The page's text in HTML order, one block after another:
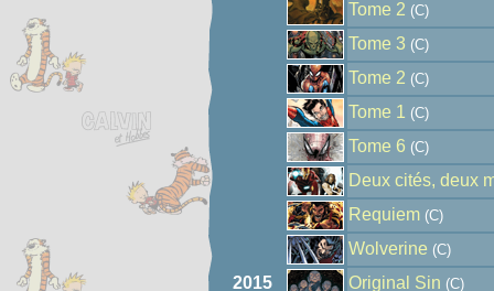
Tome 2 (C)
Tome 3 (C)
Tome 2 (C)
Tome 1
(C)
Tome 6 (C)
Deux cités, deux
Requiem (C)
Wolverine (C)
2015
Original Sin (C)